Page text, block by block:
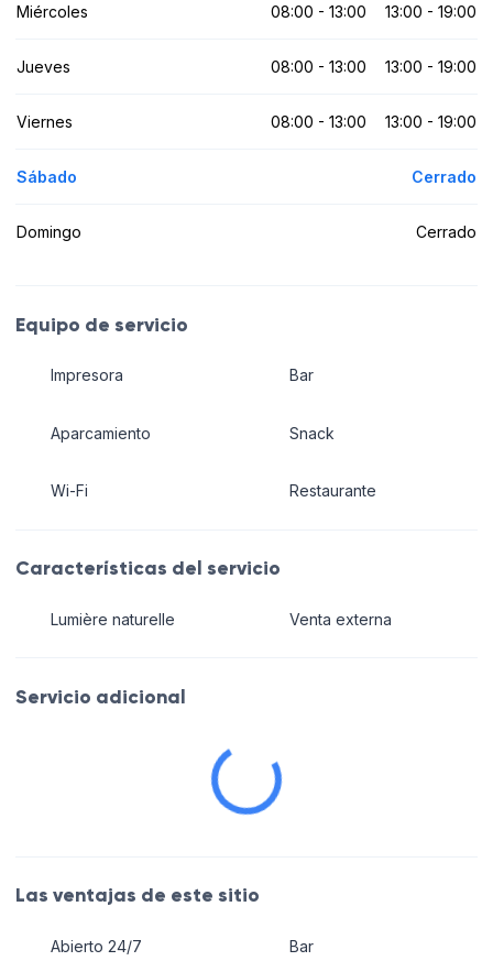
Miércoles 08:00 - 13:00 13:00 - 19:00
Jueves 08:00 - 13:00 13:00 - 19:00
Viernes 08:00 - 13:00 13:00 - 19:00
Sábado Cerrado
Domingo Cerrado
Equipo de servicio
Impresora
Aparcamiento
Wi-Fi
Bar
Snack
Restaurante
Características del servicio
Lumière naturelle Venta externa
Servicio adicional
Las ventajas de este sitio
Abierto 24/7 Bar